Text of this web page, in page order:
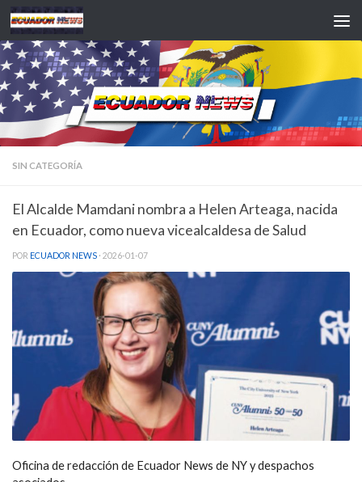
Saltar al contenido
SIN CATEGORÍA
El Alcalde Mamdani nombra a Helen Arteaga, nacida
en Ecuador, como nueva vicealcaldesa de Salud
POR ECUADOR NEWS · 2026-01-07
Oficina de redacción de Ecuador News de NY y despachos